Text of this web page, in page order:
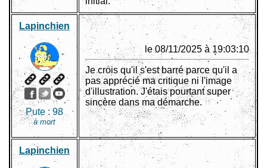
Lapinchien
Pute : 98
à mort
le 08/11/2025 à 19:03:10
Je crois qu'il s'est barré parce qu'il a
pas apprécié ma critique ni l'image
d'illustration. J'étais pourtant super
sincère dans ma démarche.
Lapinchien